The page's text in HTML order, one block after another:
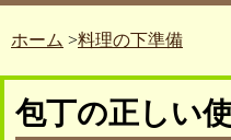
ホーム >料理の下準備
包丁の正しい